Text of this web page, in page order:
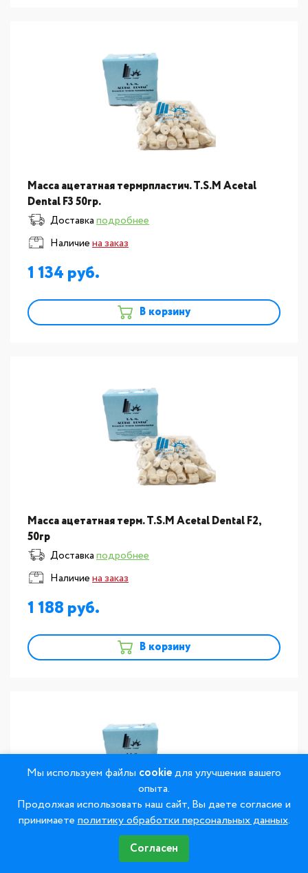
Масса ацетатная термрпластич. T.S.M Acetal
Dental F3 50гр.
Доставкаподробнее
Наличиена заказ
1 134
В корзину
Масса ацетатная терм. T.S.M Acetal Dental F2,
50гр
Доставкаподробнее
Наличиена заказ
1 188
В корзину
Масса ацетатная термрпластич. T.S.M Acetal
Мы используем файлы cookieдля улучшения вашего
опыта.
Продолжая использовать наш сайт, Вы даете согласие и
принимаетеполитику обработки персональных данных.
Согласен